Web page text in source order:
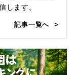
します。
記事一覧へ